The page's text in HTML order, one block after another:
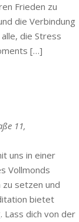
Frieden zu
die Verbindung
die Stress
[…]
11,
uns in einer
Vollmonds
setzen und
bietet
Lass dich von der